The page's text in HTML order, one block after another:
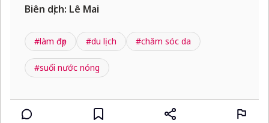
Biên dịch: Lê Mai
#làm đẹp #du lịch #chăm sóc da
#suối nước nóng